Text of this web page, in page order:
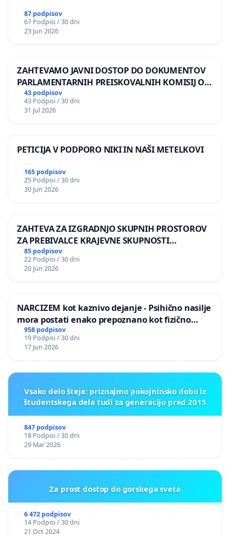
87 podpisov
67 Podpisi / 30 dni
23 Jun 2026
ZAHTEVAMO JAVNI DOSTOP DO DOKUMENTOV
PARLAMENTARNIH PREISKOVALNIH KOMISIJ O
ILEGALNI TRGOVINI Z OROŽJEM
43 podpisov
43 Podpisi / 30 dni
31 Jul 2026
PETICIJA V PODPORO NIKI IN NAŠI METELKOVI
165 podpisov
25 Podpisi / 30 dni
30 Jun 2026
ZAHTEVA ZA IZGRADNJO SKUPNIH PROSTOROV
ZA PREBIVALCE KRAJEVNE SKUPNOSTI
PRESTRANEK
85 podpisov
22 Podpisi / 30 dni
20 Jun 2026
NARCIZEM kot kaznivo dejanje - Psihično nasilje
mora postati enako prepoznano kot fizično
nasilje
958 podpisov
19 Podpisi / 30 dni
17 Jun 2026
Vsako delo šteje: priznajmo pokojninsko dobo iz
študentskega dela tudi za generacijo pred 2015
847 podpisov
18 Podpisi / 30 dni
29 Mar 2026
Za prost dostop do gorskega sveta
6 472 podpisov
14 Podpisi / 30 dni
21 Oct 2024